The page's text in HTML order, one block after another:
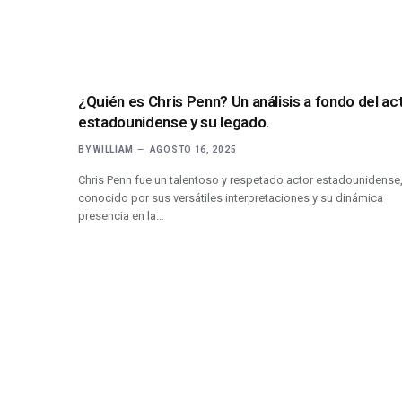
¿Quién es Chris Penn? Un análisis a fondo del
estadounidense y su legado.
BY WILLIAM AGOSTO 16, 2025
Chris Penn fue un talentoso y respetado actor estadounidense,
conocido por sus versátiles interpretaciones y su dinámica
presencia en la…